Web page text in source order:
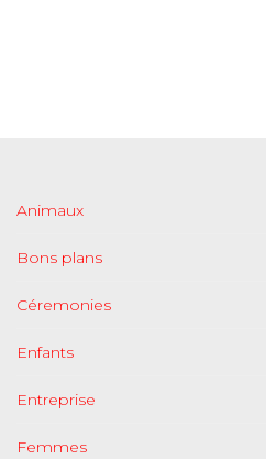
Animaux
Bons plans
Céremonies
Enfants
Entreprise
Femmes